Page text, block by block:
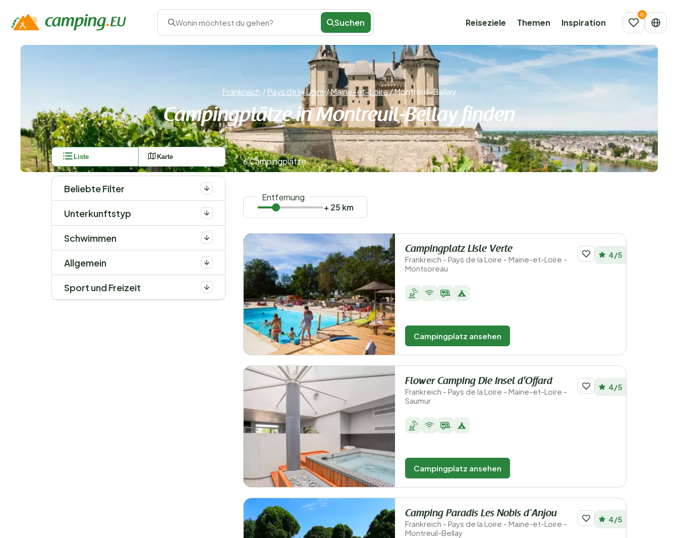
Wohin möchtest du gehen? Suchen Reiseziele Themen Inspiration
Frankreich /Pays de la Loire/Maine-et-Loire/Montreuil-Bellay
Campingplätze in Montreuil-Bellay finden
Liste Karte
Beliebte Filter
Unterkunftstyp
Schwimmen
Allgemein
Sport und Freizeit
6 Campingplätze
Entfernung
+ 25 km
Campingplatz LIsle Verte
Frankreich - Pays de la Loire - Maine-et-Loire -
Montsoreau
4/5
Campingplatz ansehen
Flower Camping Die Insel d'Offard
Frankreich - Pays de la Loire - Maine-et-Loire -
Saumur
4/5
Campingplatz ansehen
Camping Paradis Les Nobis d’Anjou
Frankreich - Pays de la Loire - Maine-et-Loire -
Montreuil-Bellay
4/5